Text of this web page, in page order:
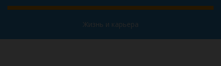
Жизнь и карьера